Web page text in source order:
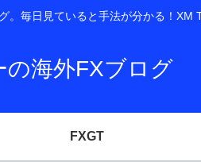
毎日見ていると手法が分かる！XM
の海外FXブログ
FXGT